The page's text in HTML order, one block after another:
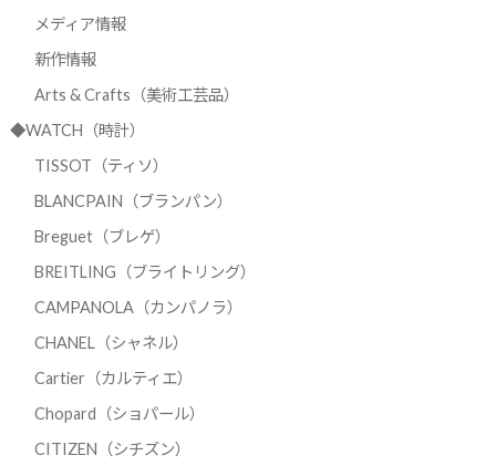
メディア情報
新作情報
Arts & Crafts（美術工芸品）
◆WATCH（時計）
TISSOT（ティソ）
BLANCPAIN（ブランパン）
Breguet（ブレゲ）
BREITLING（ブライトリング）
CAMPANOLA（カンパノラ）
CHANEL（シャネル）
Cartier（カルティエ）
Chopard（ショパール）
CITIZEN（シチズン）